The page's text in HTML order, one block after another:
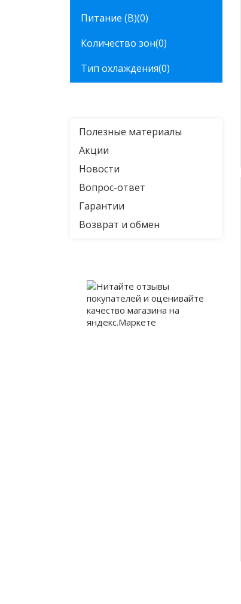
Питание (В)(0)
Количество зон(0)
Тип охлаждения(0)
Полезные материалы
Акции
Новости
Вопрос-ответ
Гарантии
Возврат и обмен